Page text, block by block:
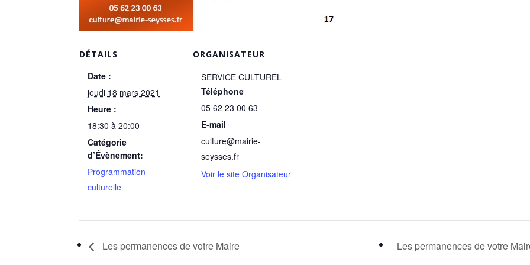
DÉTAILS
Date :
jeudi 18 mars 2021
Heure :
18:30 à 20:00
Catégorie
d’Évènement:
Programmation
culturelle
ORGANISATEUR
SERVICE CULTUREL
Téléphone
05 62 23 00 63
E-mail
culture@mairie-
seysses.fr
Voir le site Organisateur
Les permanences de votre Maire Les permanences de votre